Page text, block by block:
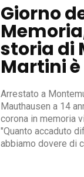
Giorno
storia di
Martini
Arrestato a
Mauthausen a 14
corona in memoria
"Quanto accaduto